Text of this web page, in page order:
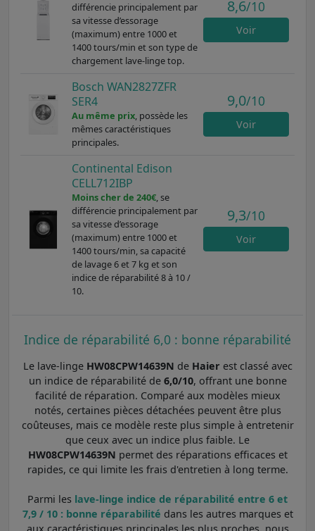
différencie principalement par
sa vitesse d’essorage
(maximum) entre 1000 et
1400 tours/min et son type de
chargement lave-linge top.
8,6/10
Voir
Bosch WAN2827ZFR
SER4
Au même prix, possède les
mêmes caractéristiques
principales.
9,0/10
Voir
Continental Edison
CELL712IBP
Moins cher de 240€, se
différencie principalement par
sa vitesse d’essorage
(maximum) entre 1000 et
1400 tours/min, sa capacité
de lavage 6 et 7 kg et son
indice de réparabilité 8 à 10 /
10.
9,3/10
Voir
Indice de réparabilité 6,0 : bonne réparabilité
Le lave-linge HW08CPW14639N de Haier est classé avec
un indice de réparabilité de 6,0/10, offrant une bonne
facilité de réparation. Comparé aux modèles mieux
notés, certaines pièces détachées peuvent être plus
coûteuses, mais ce modèle reste plus simple à entretenir
que ceux avec un indice plus faible. Le
HW08CPW14639N permet des réparations efficaces et
rapides, ce qui limite les frais d'entretien à long terme.
Parmi les lave-linge indice de réparabilité entre 6 et
7,9 / 10 : bonne réparabilité dans les autres marques et
aux caractéristiques principales les plus proches, nous